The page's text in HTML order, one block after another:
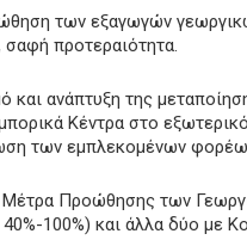
των εξαγωγών
σαφή προτεραιότητα.
και ανάπτυξη της
Κέντρα στο
των εμπλεκομένων φορέων
Προώθησης των
100%) και άλλα δύο με